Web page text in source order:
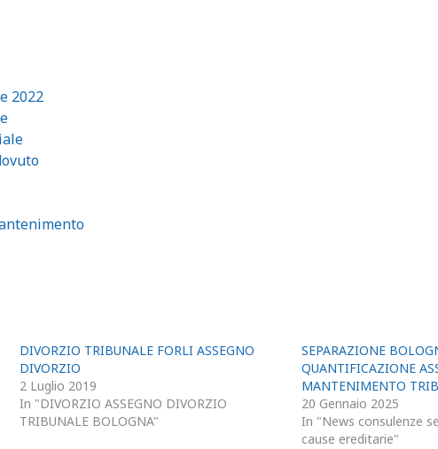
2022
DIVORZIO TRIBUNALE FORLI ASSEGNO
DIVORZIO
2 Luglio 2019
In "DIVORZIO ASSEGNO DIVORZIO
TRIBUNALE BOLOGNA"
SEPARAZIONE
QUANTIFICAZIONE
MANTENIMENTO
20 Gennaio 2025
In "News consulenze
cause ereditarie"